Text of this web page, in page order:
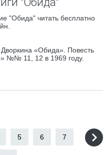
"Обида" читать бесплатно
«Обида». Повесть
№№ 11, 12 в 1969 году.
5 6 7